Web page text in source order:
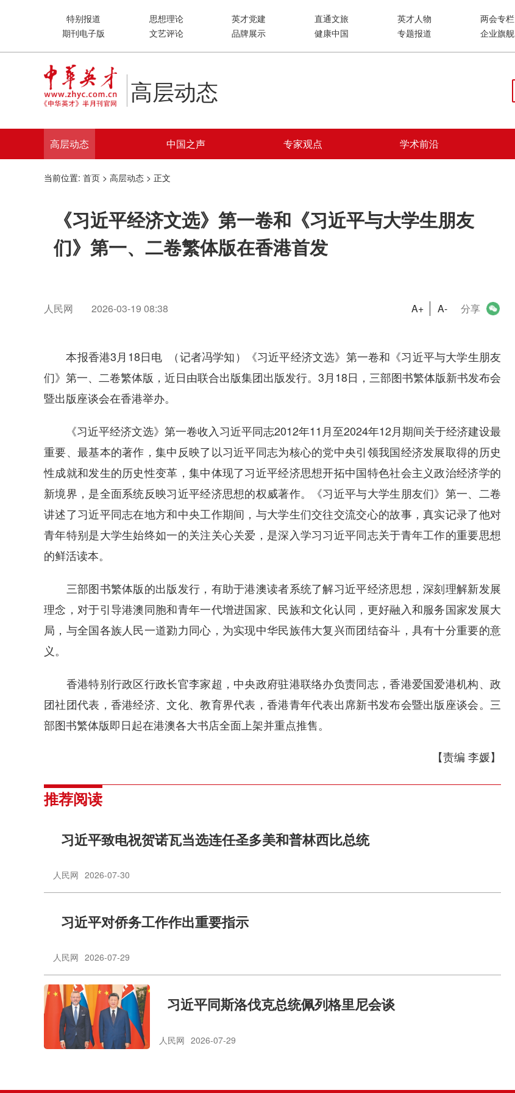
特别报道 思想理论 英才党建 直通文旅 英才人物 两会专栏
期刊电子版
文艺评论 品牌展示 健康中国 专题报道 企业旗舰
高层动态
高层动态 中国之声 专家观点 学术前沿
当前位置: 首页 > 高层动态 > 正文
《习近平经济文选》第一卷和《习近平与大学生朋友
们》第一、二卷繁体版在香港首发
人民网 2026-03-19 08:38 A+ A- 分享
本报香港3月18日电 （记者冯学知）《习近平经济文选》第一卷和《习近平与大学生朋友
们》第一、二卷繁体版，近日由联合出版集团出版发行。3月18日，三部图书繁体版新书发布会
暨出版座谈会在香港举办。
《习近平经济文选》第一卷收入习近平同志2012年11月至2024年12月期间关于经济建设最
重要、最基本的著作，集中反映了以习近平同志为核心的党中央引领我国经济发展取得的历史
性成就和发生的历史性变革，集中体现了习近平经济思想开拓中国特色社会主义政治经济学的
新境界，是全面系统反映习近平经济思想的权威著作。《习近平与大学生朋友们》第一、二卷
讲述了习近平同志在地方和中央工作期间，与大学生们交往交流交心的故事，真实记录了他对
青年特别是大学生始终如一的关注关心关爱，是深入学习习近平同志关于青年工作的重要思想
的鲜活读本。
三部图书繁体版的出版发行，有助于港澳读者系统了解习近平经济思想，深刻理解新发展
理念，对于引导港澳同胞和青年一代增进国家、民族和文化认同，更好融入和服务国家发展大
局，与全国各族人民一道勠力同心，为实现中华民族伟大复兴而团结奋斗，具有十分重要的意
义。
香港特别行政区行政长官李家超，中央政府驻港联络办负责同志，香港爱国爱港机构、政
团社团代表，香港经济、文化、教育界代表，香港青年代表出席新书发布会暨出版座谈会。三
部图书繁体版即日起在港澳各大书店全面上架并重点推售。
【责编 李媛】
推荐阅读
习近平致电祝贺诺瓦当选连任圣多美和普林西比总统
人民网 2026-07-30
习近平对侨务工作作出重要指示
人民网 2026-07-29
习近平同斯洛伐克总统佩列格里尼会谈
人民网 2026-07-29